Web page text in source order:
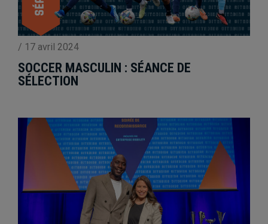
/ 17 avril 2024
SOCCER MASCULIN : SÉANCE DE
SÉLECTION